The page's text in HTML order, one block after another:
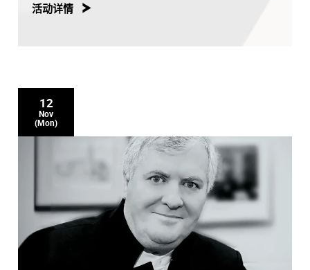
活动详情
12
Nov
(Mon)